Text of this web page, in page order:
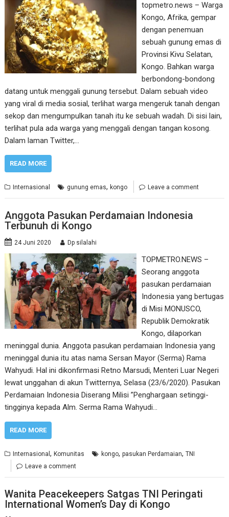
topmetro.news – Warga
Kongo, Afrika, gempar
dengan penemuan
sebuah gunung emas di
Provinsi Kivu Selatan,
Kongo. Bahkan warga
berbondong-bondong
datang untuk menggali gunung tersebut. Dalam sebuah video
yang viral di media sosial, terlihat warga mengeruk tanah dengan
sekop dan mengumpulkan tanah itu ke sebuah wadah. Di sisi lain,
terlihat pula ada warga yang menggali dengan tangan kosong.
Dalam laman Twitter,…
READ MORE
Internasional gunung emas,kongo Leave a comment
Anggota Pasukan Perdamaian Indonesia
Terbunuh di Kongo
24 Juni 2020 Dp silalahi
TOPMETRO.NEWS –
Seorang anggota
pasukan perdamaian
Indonesia yang bertugas
di Misi MONUSCO,
Republik Demokratik
Kongo, dilaporkan
meninggal dunia. Anggota pasukan perdamaian Indonesia yang
meninggal dunia itu atas nama Sersan Mayor (Serma) Rama
Wahyudi. Hal ini dikonfirmasi Retno Marsudi, Menteri Luar Negeri
lewat unggahan di akun Twitternya, Selasa (23/6/2020). Pasukan
Perdamaian Indonesia Diserang Milisi ”Penghargaan setinggi-
tingginya kepada Alm. Serma Rama Wahyudi…
READ MORE
Internasional,Komunitas kongo,pasukan Perdamaian,TNI
Leave a comment
Wanita Peacekeepers Satgas TNI Peringati
International Women’s Day di Kongo